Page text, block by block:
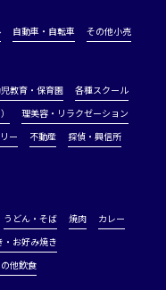
自動車・自転車 その他小売
教育・保育園
各種スクール
理美容・リラクゼーション
ー 不動産
探偵・興信所
うどん・そば 焼肉
カレー
・お好み焼き
他飲食